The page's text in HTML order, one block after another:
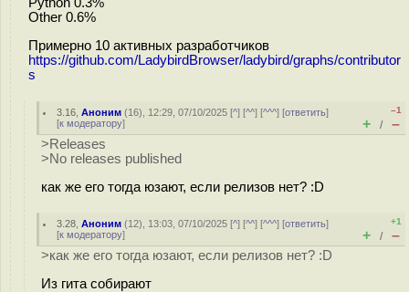
Other 0.6%
Примерно 10 активных разработчиков
https://github.com/LadybirdBrowser/ladybird/graphs/contributor
s
3.16 ,Аноним (16), 12:29, 07/10/2025 [^] [^^] [^^^] [ответить]
[к модератору]
–1
+ / –
>Releases
>No releases published
как же его тогда юзают, если релизов нет? :D
3.28 ,Аноним (12), 13:03, 07/10/2025 [^] [^^] [^^^] [ответить]
[к модератору]
+1
+ / –
>как же его тогда юзают, если релизов нет? :D
Из гита собирают